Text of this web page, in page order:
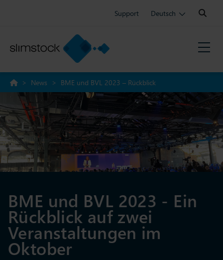
Support Deutsch
Search:
> News > BME und BVL 2023 – Rückblick
BME und BVL 2023 - Ein
Rückblick auf zwei
Veranstaltungen im
Oktober